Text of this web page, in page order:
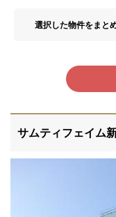
選択した物件をまと
サムティフェイム